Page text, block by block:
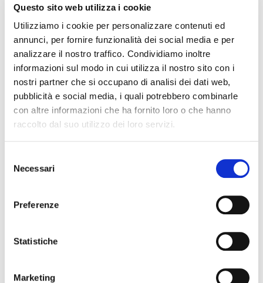
Questo sito web utilizza i cookie
Utilizziamo i cookie per personalizzare contenuti ed
annunci, per fornire funzionalità dei social media e per
analizzare il nostro traffico. Condividiamo inoltre
informazioni sul modo in cui utilizza il nostro sito con i
nostri partner che si occupano di analisi dei dati web,
pubblicità e social media, i quali potrebbero combinarle
con altre informazioni che ha fornito loro o che hanno
raccolto dal suo utilizzo dei loro servizi.
delNecessari
Preferenze
Statistiche
Marketing
Hotels, Dimensione Pulito, GSA,andItalia a
Tavola , while our cosmetics line saw the Hemp
Care collection take centre stage in publications
such asVanity Fair, Cosmopolitanand Donna
Moderna.
There was also coverage in generalist
publications such asL'Eco di Bergamo
Take a look back with us at some of the key
milestones of the first half of 2025 by browsing
the press review at this